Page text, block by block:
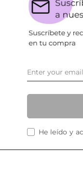
He leído y